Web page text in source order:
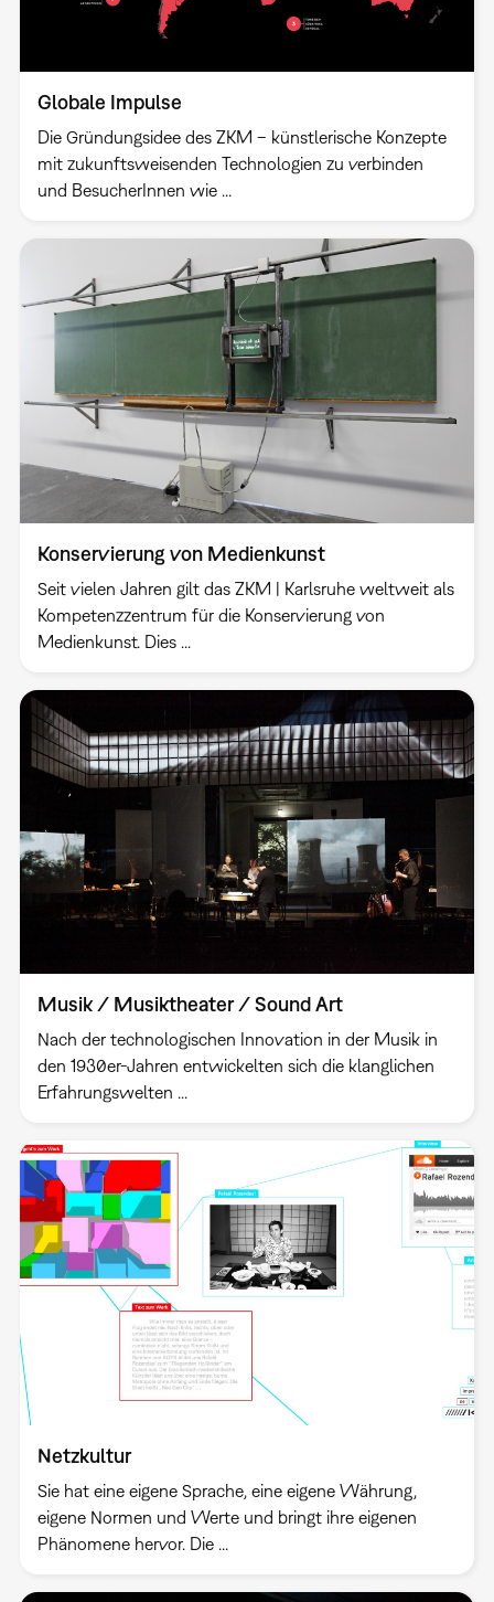
Globale Impulse
Die Gründungsidee des ZKM – künstlerische Konzepte
mit zukunftsweisenden Technologien zu verbinden
und BesucherInnen wie ...
Konservierung von Medienkunst
Seit vielen Jahren gilt das ZKM | Karlsruhe weltweit als
Kompetenzzentrum für die Konservierung von
Medienkunst. Dies ...
Musik / Musiktheater / Sound Art
Nach der technologischen Innovation in der Musik in
den 1930er-Jahren entwickelten sich die klanglichen
Erfahrungswelten ...
Netzkultur
Sie hat eine eigene Sprache, eine eigene Währung,
eigene Normen und Werte und bringt ihre eigenen
Phänomene hervor. Die ...